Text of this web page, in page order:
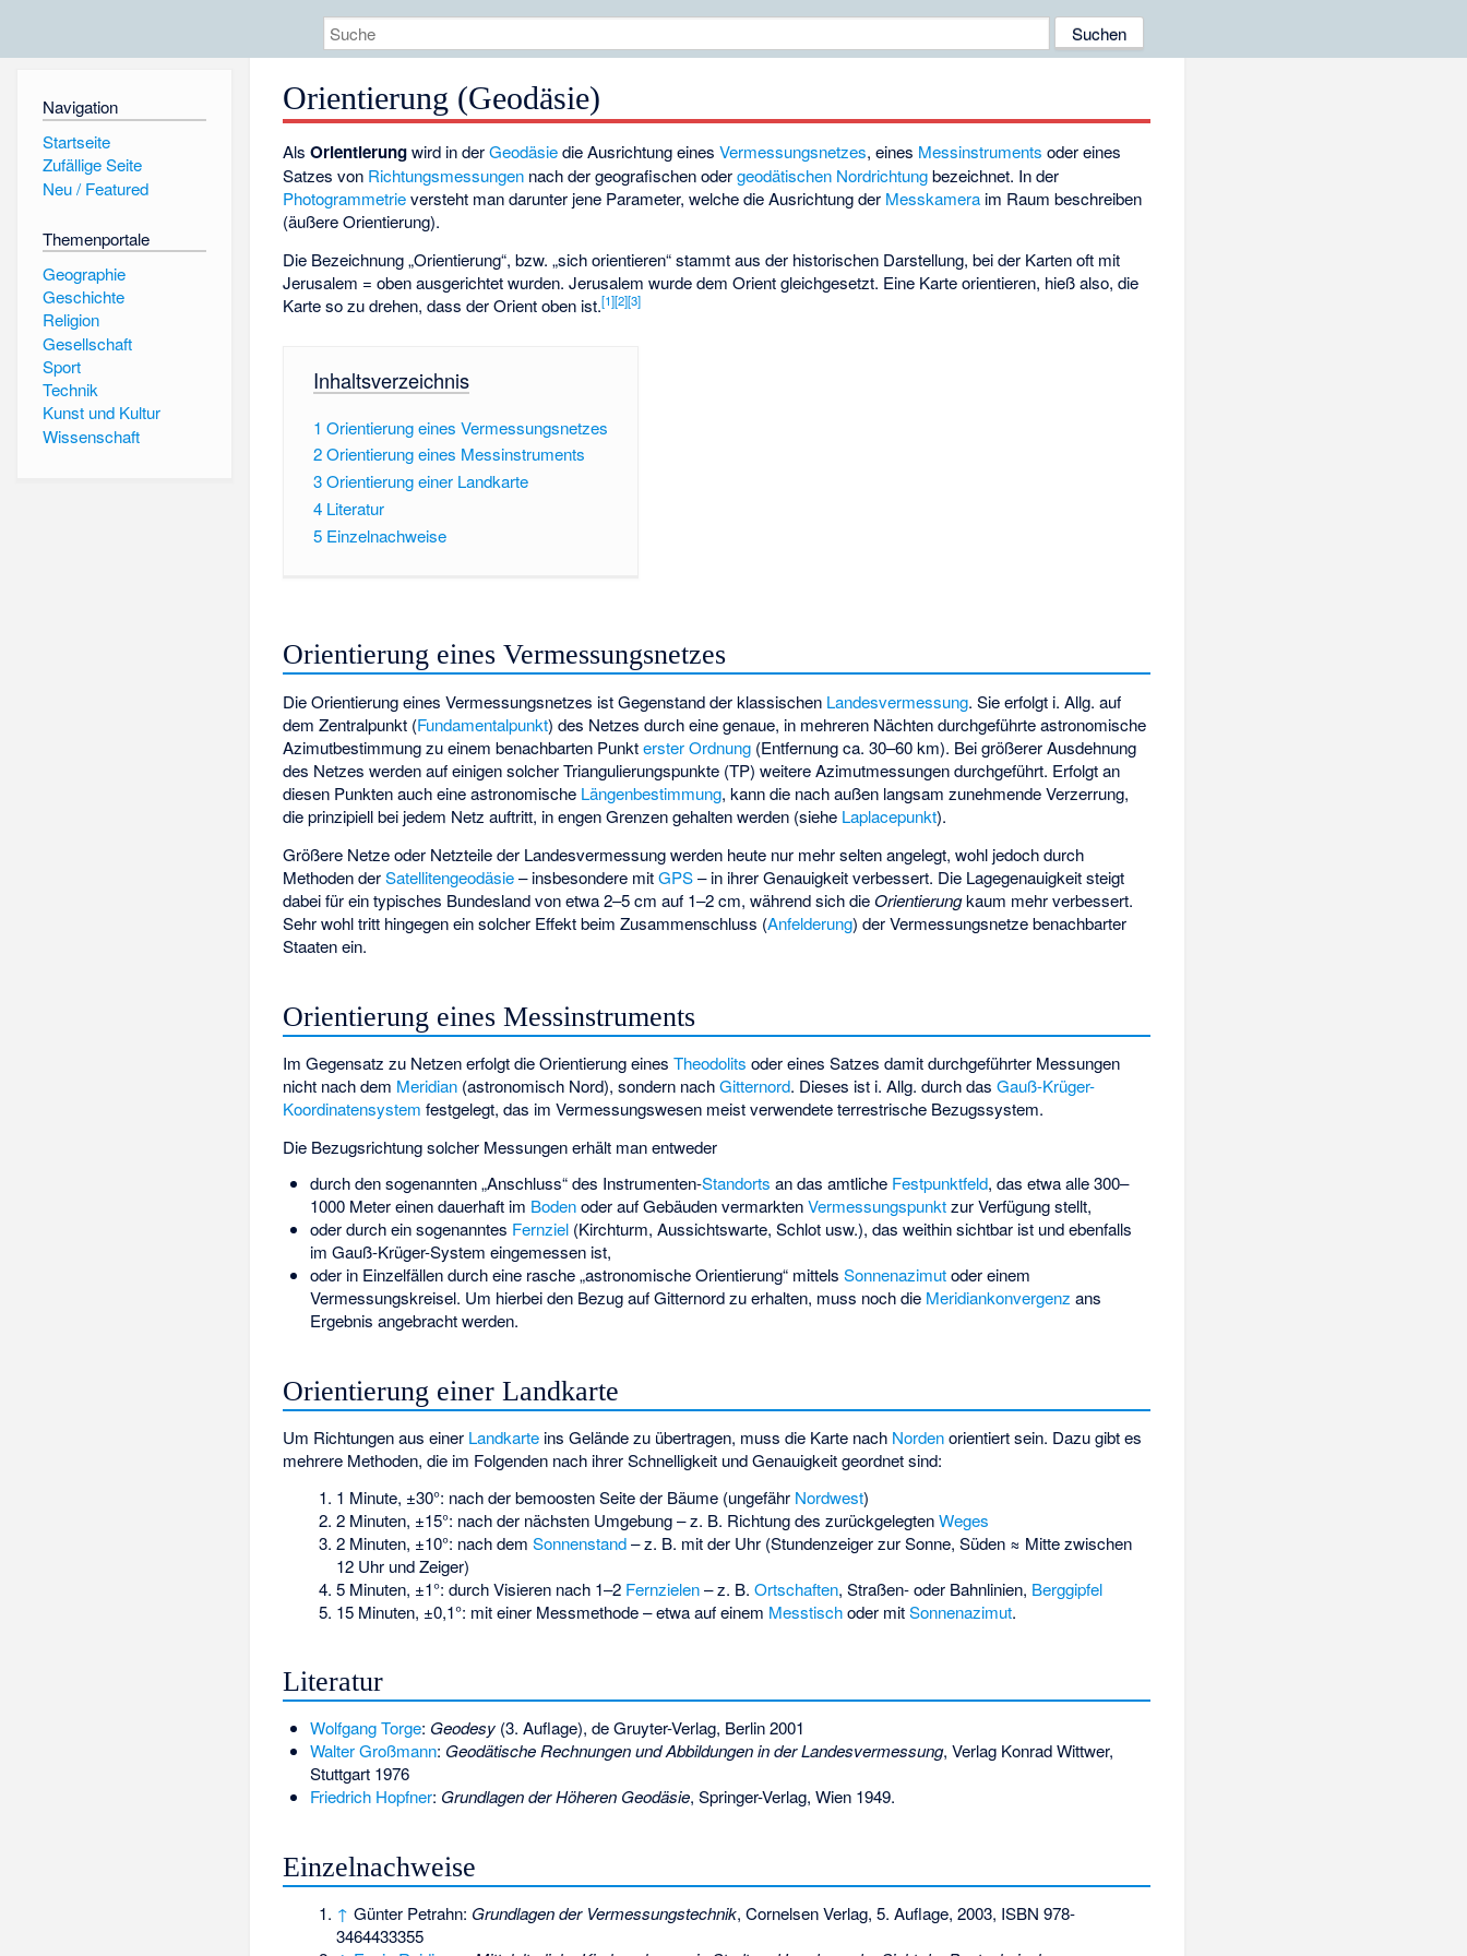
Navigation
Startseite
Zufällige Seite
Neu / Featured
Themenportale
Geographie
Geschichte
Religion
Gesellschaft
Sport
Technik
Kunst und Kultur
Wissenschaft
Orientierung (Geodäsie)
AlsOrientierungwird in derGeodäsiedie Ausrichtung einesVermessungsnetzes, eines Messinstruments oder eines
Satzes von Richtungsmessungen nach der geografischen odergeodätischen Nordrichtungbezeichnet. In der
Photogrammetrieversteht man darunter jene Parameter, welche die Ausrichtung der Messkamera im Raum beschreiben
(äußere Orientierung).
Die Bezeichnung „Orientierung“, bzw. „sich orientieren“ stammt aus der historischen Darstellung, bei der Karten oft mit
Jerusalem = oben ausgerichtet wurden. Jerusalem wurde dem Orient gleichgesetzt. Eine Karte orientieren, hieß also, die
Karte so zu drehen, dass der Orient oben ist.[1][2][3]
Inhaltsverzeichnis
1 Orientierung eines Vermessungsnetzes
2Orientierung eines Messinstruments
3Orientierung einer Landkarte
4 Literatur
5 Einzelnachweise
Orientierung eines Vermessungsnetzes
Die Orientierung eines Vermessungsnetzes ist Gegenstand der klassischen Landesvermessung. Sie erfolgt i. Allg. auf
dem Zentralpunkt (Fundamentalpunkt) des Netzes durch eine genaue, in mehreren Nächten durchgeführte astronomische
Azimutbestimmungzu einem benachbarten Punkterster Ordnung (Entfernung ca. 30–60 km). Bei größerer Ausdehnung
des Netzes werden auf einigen solcherTriangulierungspunkte (TP) weitere Azimutmessungen durchgeführt. Erfolgt an
diesen Punkten auch eine astronomische Längenbestimmung, kann die nach außen langsam zunehmende Verzerrung,
die prinzipiell bei jedem Netz auftritt, in engen Grenzen gehalten werden (siehe Laplacepunkt).
Größere Netze oder Netzteile der Landesvermessung werden heute nur mehr selten angelegt, wohl jedoch durch
Methoden derSatellitengeodäsie– insbesondere mitGPS– in ihrer Genauigkeit verbessert. Die Lagegenauigkeitsteigt
dabei für ein typisches Bundesland von etwa 2–5 cm auf 1–2 cm, während sich dieOrientierungkaum mehr verbessert.
Sehr wohl tritt hingegen ein solcher Effekt beim Zusammenschluss (Anfelderung) der Vermessungsnetze benachbarter
Staaten ein.
Orientierung eines Messinstruments
Im Gegensatz zu Netzen erfolgt die Orientierung einesTheodolits oder eines Satzes damit durchgeführter Messungen
nicht nach dem Meridian (astronomisch Nord), sondern nachGitternord. Dieses ist i. Allg. durch dasGauß-Krüger-
Koordinatensystem festgelegt, das im Vermessungswesen meist verwendete terrestrische Bezugssystem.
Die Bezugsrichtung solcher Messungen erhält man entweder
durch den sogenannten „Anschluss“ des Instrumenten-Standorts an das amtliche Festpunktfeld, das etwa alle 300–
1000 Meter einen dauerhaft im Bodenoder auf Gebäuden vermarktenVermessungspunktzur Verfügung stellt,
oder durch ein sogenanntes Fernziel(Kirchturm, Aussichtswarte, Schlot usw.), das weithin sichtbar ist und ebenfalls
im Gauß-Krüger-System eingemessen ist,
oder in Einzelfällen durch eine rasche „astronomische Orientierung“ mittels Sonnenazimutoder einem
Vermessungskreisel. Um hierbei den Bezug auf Gitternord zu erhalten, muss noch die Meridiankonvergenz ans
Ergebnis angebracht werden.
Orientierung einer Landkarte
Um Richtungen aus einer Landkarte ins Gelände zu übertragen, muss die Karte nach Nordenorientiert sein. Dazu gibt es
mehrere Methoden, die im Folgenden nach ihrer Schnelligkeit und Genauigkeit geordnet sind:
1 Minute, ±30°: nach der bemoosten Seite der Bäume (ungefähr Nordwest)
2 Minuten, ±15°: nach der nächsten Umgebung – z. B. Richtung des zurückgelegtenWeges
2 Minuten, ±10°: nach dem Sonnenstand– z. B. mit der Uhr (Stundenzeiger zur Sonne, Süden ≈ Mitte zwischen
12 Uhr und Zeiger)
5 Minuten, ±1°: durch Visieren nach 1–2 Fernzielen– z. B. Ortschaften, Straßen- oder Bahnlinien, Berggipfel
15 Minuten, ±0,1°: mit einer Messmethode – etwa auf einem Messtischoder mitSonnenazimut.
Literatur
Wolfgang Torge: Geodesy(3. Auflage), de Gruyter-Verlag, Berlin 2001
Walter Großmann: Geodätische Rechnungen und Abbildungen in der Landesvermessung, Verlag Konrad Wittwer,
Stuttgart 1976
Friedrich Hopfner: Grundlagen der Höheren Geodäsie, Springer-Verlag, Wien 1949.
Einzelnachweise
↑ Günter Petrahn: Grundlagen der Vermessungstechnik, Cornelsen Verlag, 5. Auflage, 2003, ISBN 978-
3464433355